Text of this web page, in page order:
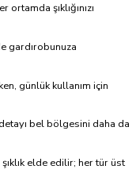
şıklığınızı
gardırobunuza
günlük kullanım için
bel bölgesini daha da
elde edilir; her tür üst